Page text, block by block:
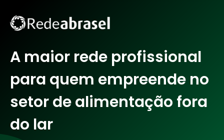
A maior rede profissional
para quem empreende no
setor de alimentação fora
do lar